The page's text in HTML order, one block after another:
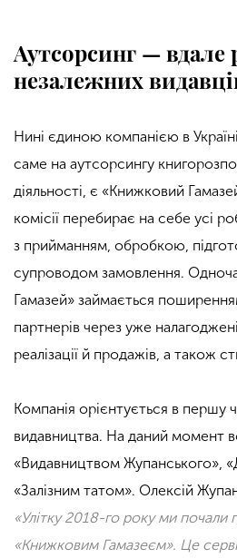
Аутсорсинг — вдале
незалежних
Нині єдиною компанією в
саме на аутсорсингу
діяльності, є «Книжковий
комісії перебирає на себе усі
з прийманням, обробкою,
супроводом замовлення.
Гамазей» займається
партнерів через уже
реалізації й продажів, а також
Компанія орієнтується в першу
видавництва. На даний момент
«Видавництвом Жупанського»,
«Залізним татом». Олексій
«Улітку 2018-го року ми почали
«Книжковим Гамазеєм». Це